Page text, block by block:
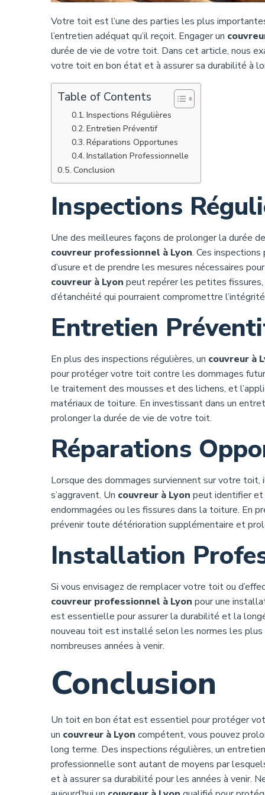
Votre toit est l’une des parties les plus
l’entretien adéquat qu’il reçoit. Engager un
durée de vie de votre toit. Dans cet article, nous
votre toit en bon état et à assurer sa durabilité à
Table of Contents
Inspections Régulières
Entretien Préventif
Réparations Opportunes
Installation Professionnelle
Conclusion
Inspections
Une des meilleures façons de prolonger la durée
couvreur professionnel à Lyon. Ces
d’usure et de prendre les mesures nécessaires
couvreur à Lyon peut repérer les petites
d’étanchéité qui pourraient compromettre
Entretien
En plus des inspections régulières, un couvreur à
pour protéger votre toit contre les dommages
le traitement des mousses et des lichens, et
matériaux de toiture. En investissant dans un
prolonger la durée de vie de votre toit.
Réparations
Lorsque des dommages surviennent sur votre
s’aggravent. Un couvreur à Lyon peut identifier et
endommagées ou les fissures dans la toiture. En
prévenir toute détérioration supplémentaire et
Installation
Si vous envisagez de remplacer votre toit ou
couvreur professionnel à Lyon pour une
est essentielle pour assurer la durabilité et la
nouveau toit est installé selon les normes les
nombreuses années à venir.
Conclusion
Un toit en bon état est essentiel pour protéger
un couvreur à Lyon compétent, vous pouvez
long terme. Des inspections régulières, un
professionnelle sont autant de moyens par
et à assurer sa durabilité pour les années à venir.